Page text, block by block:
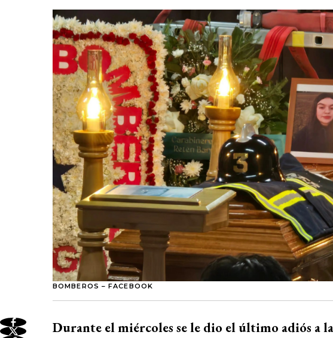
BOMBEROS – FACEBOOK
Durante el miércoles se le dio el último adiós a